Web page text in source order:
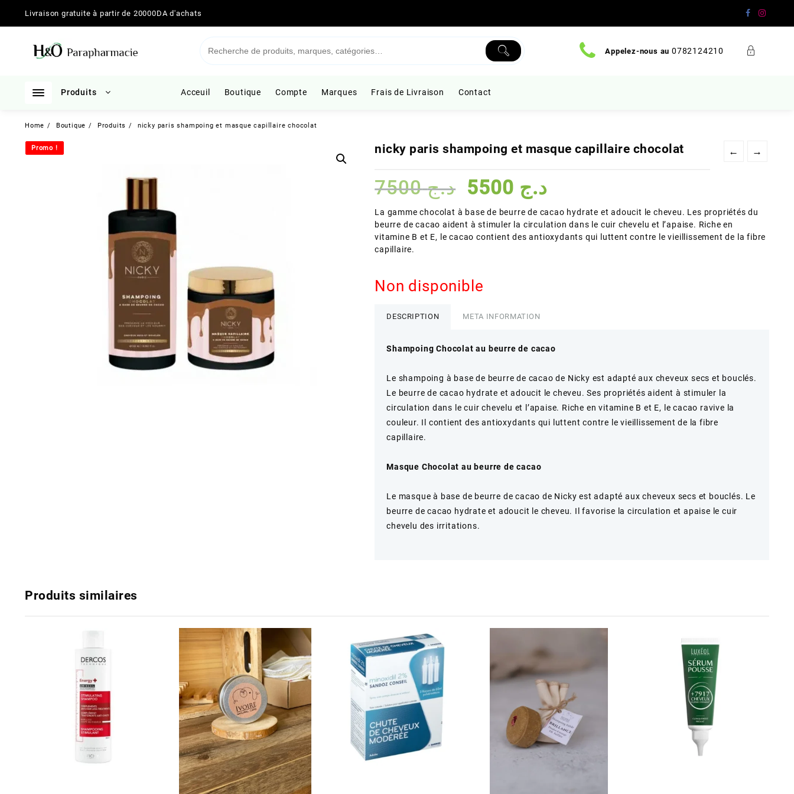
Livraison gratuite à partir de 20000DA d'achats
Appelez-nous au 0782124210
Produits Acceuil Boutique Compte Marques Frais de Livraison Contact
Home Boutique Produits nicky paris shampoing et masque capillaire chocolat
Promo ! ← →
nicky paris shampoing et masque capillaire chocolat
د.ج7500 Le
prix
initial
était :
د.ج 7500.
د.ج
actuel
est :
د.ج 5500.
La gamme chocolat à base de beurre de cacao hydrate et adoucit le cheveu. Les propriétés du
beurre de cacao aident à stimuler la circulation dans le cuir chevelu et l’apaise. Riche en
vitamine B et E, le cacao contient des antioxydants qui luttent contre le vieillissement de la fibre
capillaire.
Non disponible
DESCRIPTION META INFORMATION
Shampoing Chocolat au beurre de cacao
Le shampoing à base de beurre de cacao de Nicky est adapté aux cheveux secs et bouclés.
Le beurre de cacao hydrate et adoucit le cheveu. Ses propriétés aident à stimuler la
circulation dans le cuir chevelu et l’apaise. Riche en vitamine B et E, le cacao ravive la
couleur. Il contient des antioxydants qui luttent contre le vieillissement de la fibre
capillaire.
Masque Chocolat au beurre de cacao
Le masque à base de beurre de cacao de Nicky est adapté aux cheveux secs et bouclés. Le
beurre de cacao hydrate et adoucit le cheveu. Il favorise la circulation et apaise le cuir
chevelu des irritations.
Promo !
Produits similaires